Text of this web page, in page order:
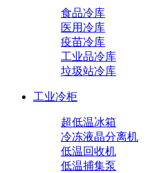
食品冷库
医用冷库
疫苗冷库
工业品冷库
垃圾站冷库
工业冷柜
超低温冰箱
冷冻液晶分离机
低温回收机
低温捕集泵